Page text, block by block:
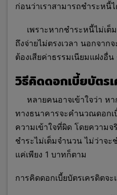
ก่อนว่าเราสามารถชำระหนี้
เพราะหากชำระหนี้ไม่เ
ถึงจ่ายไม่ตรงเวลา นอกจาก
ต้องเสียค่าธรรมเนียมแฝงอื่น
วิธีคิดดอกเบี้ยบัตร
หลายคนอาจเข้าใจว่า ห
ทางธนาคารจะคำนวณดอกเ
ความเข้าใจที่ผิด โดยความจ
ชำระไม่เต็มจำนวน ไม่ว่าจ
แค่เพียง 1 บาทก็ตาม
การคิดดอกเบี้ยบัตรเครดิต